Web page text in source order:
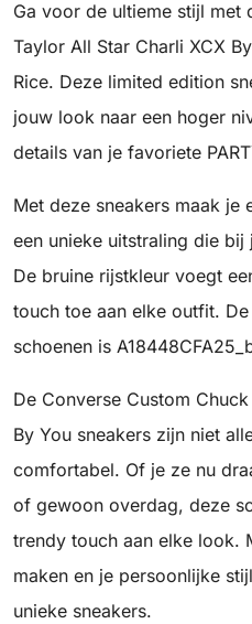
Ga voor de ultieme stijl met
Taylor All Star Charli XCX
Rice. Deze limited edition
jouw look naar een hoger
details van je favoriete
Met deze sneakers maak je
een unieke uitstraling die
De bruine rijstkleur voegt
touch toe aan elke outfit.
schoenen is
De Converse Custom
By You sneakers zijn niet
comfortabel. Of je ze nu
of gewoon overdag, deze
trendy touch aan elke look.
maken en je persoonlijke
unieke sneakers.